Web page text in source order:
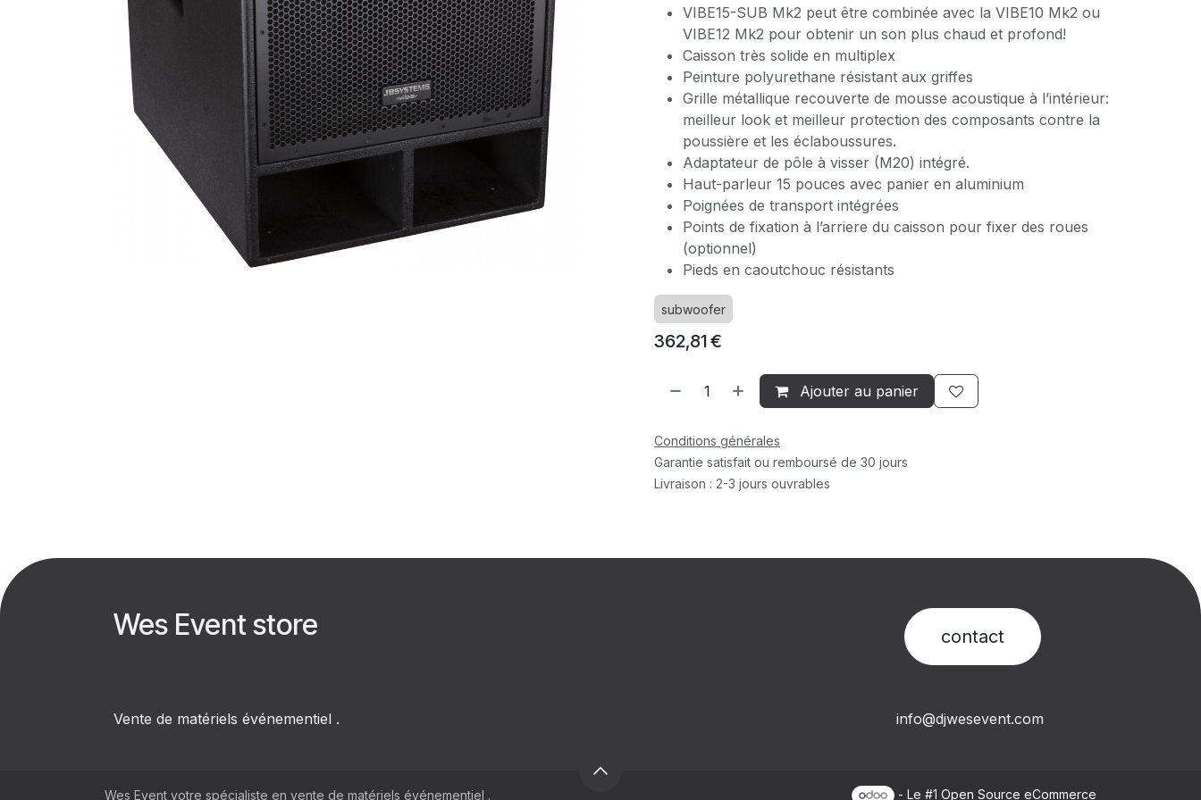
VIBE15-SUB Mk2 peut être combinée avec la VIBE10 Mk2 ou
VIBE12 Mk2 pour obtenir un son plus chaud et profond!
Caisson très solide en multiplex
Peinture polyurethane résistant aux griffes
Grille métallique recouverte de mousse acoustique à l’intérieur:
meilleur look et meilleur protection des composants contre la
poussière et les éclaboussures.
Adaptateur de pôle à visser (M20) intégré.
Haut-parleur 15 pouces avec panier en aluminium
Poignées de transport intégrées
Points de fixation à l’arriere du caisson pour fixer des roues
(optionnel)
Pieds en caoutchouc résistants
subwoofer
362,81€
Ajouter au panier
Conditions générales
Garantie satisfait ou remboursé de 30 jours
Livraison : 2-3 jours ouvrables
Wes Event store contact​
Vente de matériels événementiel . info@djwesevent.com
Wes Event votre spécialiste en vente de matériels événementiel . - Le #1 Open Source eCommerce